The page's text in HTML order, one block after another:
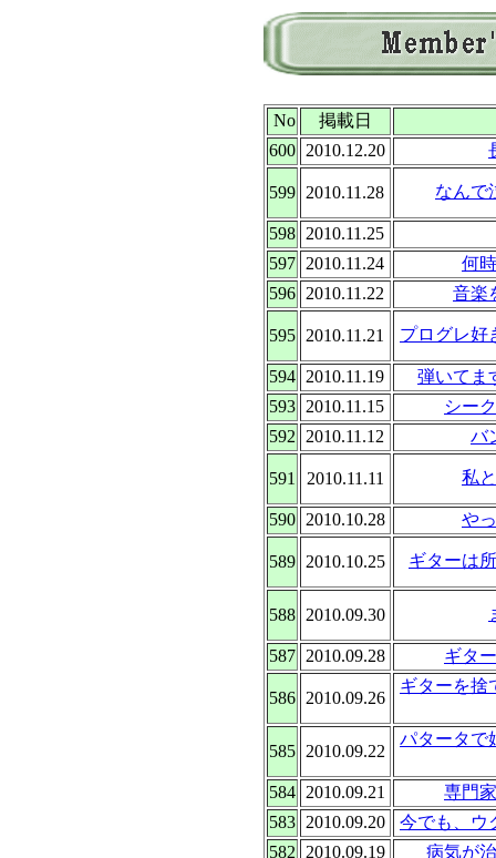
No
掲載日
600
2010.12.20
599 2010.11.28 なんで
598
2010.11.25
597
2010.11.24
何
596
2010.11.22 音楽
595 2010.11.21 プログレ好
594 2010.11.19
弾いてま
593
2010.11.15
シー
592
2010.11.12 バ
591 2010.11.11 私
590 2010.10.28 や
589 2010.10.25 ギターは
588 2010.09.30
587 2010.09.28 ギタ
586 2010.09.26
ギターを捨
585 2010.09.22
パタータで
584 2010.09.21
専門
583
2010.09.20
今でも、ウ
582
2010.09.19
病気が